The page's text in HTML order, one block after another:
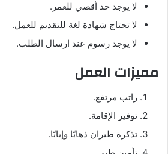
لا يوجد حد أقصي للعمر.
لا تحتاج شهادة لغة للتقديم للعمل.
لا يوجد رسوم عند ارسال الطلب.
مميزات العمل
راتب مرتفع.
توفير الإقامة.
تذكرة طيران ذهابًا وإيابًا.